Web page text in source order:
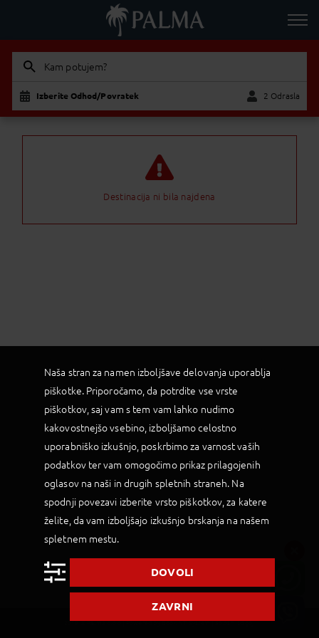
Kam potujem?
Izberite Odhod/Povratek 2 Odrasla
Destinacija ni bila najdena
2019 © Palma d.o.o |Powered by BookiniT System|Splošni pogoji
Naša stran za namen izboljšave delovanja uporablja
piškotke. Priporočamo, da potrdite vse vrste
piškotkov, saj vam s tem vam lahko nudimo
kakovostnejšo vsebino, izboljšamo celostno
uporabniško izkušnjo, poskrbimo za varnost vaših
podatkov ter vam omogočimo prikaz prilagojenih
oglasov na naši in drugih spletnih straneh. Na
spodnji povezavi izberite vrsto piškotkov, za katere
želite, da vam izboljšajo izkušnjo brskanja na našem
spletnem mestu.
DOVOLI
ZAVRNI